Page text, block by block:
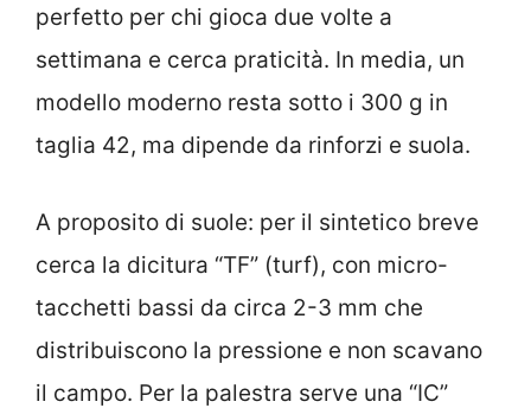
perfetto per chi gioca due volte a
settimana e cerca praticità. In media, un
modello moderno resta sotto i 300 g in
taglia 42, ma dipende da rinforzi e suola.
A proposito di suole: per il sintetico breve
cerca la dicitura “TF” (turf), con micro-
tacchetti bassi da circa 2-3 mm che
distribuiscono la pressione e non scavano
il campo. Per la palestra serve una “IC”